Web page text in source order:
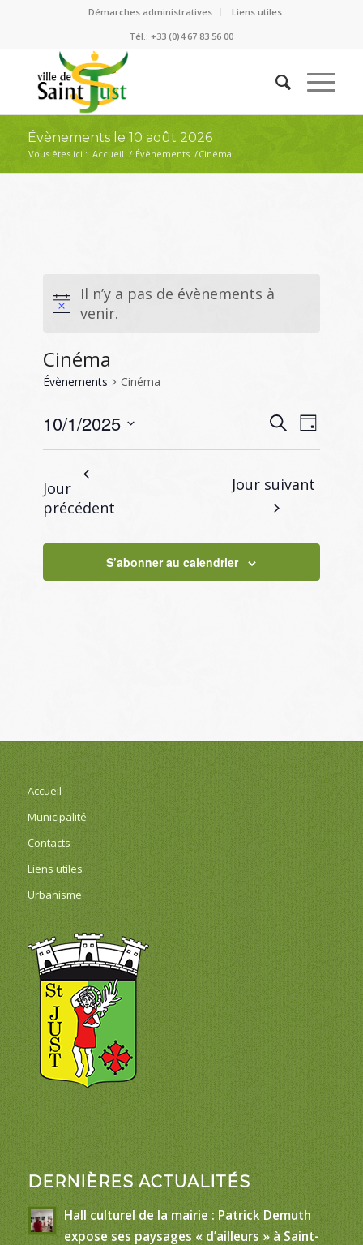
Démarches administratives
Liens utiles
Tél.: +33 (0)4 67 83 56 00
Évènements le 10 août 2026
Vous êtes ici : Accueil / Évènements /Cinéma
Il n’y a pas de évènements à
venir.
Cinéma
Évènements Cinéma
et
de
vues
Recherche
de
vues
Jour
10/1/2025
Sélectionnez
date.
Jour
précédent
Jour suivant
S’abonner au calendrier
Accueil
Municipalité
Contacts
Liens utiles
Urbanisme
DERNIÈRES ACTUALITÉS
Hall culturel de la mairie : Patrick Demuth
expose ses paysages « d’ailleurs » à Saint-